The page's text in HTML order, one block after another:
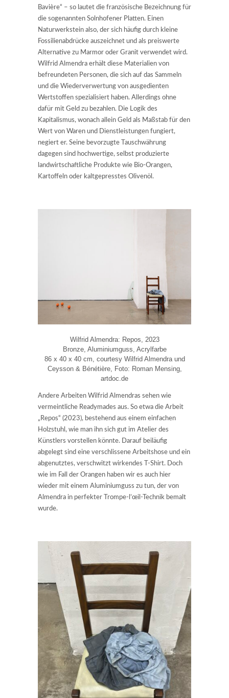
Bavière“ – so lautet die französische Bezeichnung für
die sogenannten Solnhofener Platten. Einen
Naturwerkstein also, der sich häufig durch kleine
Fossilienabdrücke auszeichnet und als preiswerte
Alternative zu Marmor oder Granit verwendet wird.
Wilfrid Almendra erhält diese Materialien von
befreundeten Personen, die sich auf das Sammeln
und die Wiederverwertung von ausgedienten
Wertstoffen spezialisiert haben. Allerdings ohne
dafür mit Geld zu bezahlen. Die Logik des
Kapitalismus, wonach allein Geld als Maßstab für den
Wert von Waren und Dienstleistungen fungiert,
negiert er. Seine bevorzugte Tauschwährung
dagegen sind hochwertige, selbst produzierte
landwirtschaftliche Produkte wie Bio-Orangen,
Kartoffeln oder kaltgepresstes Olivenöl.
Wilfrid Almendra: Repos, 2023
Bronze, Aluminiumguss, Acrylfarbe
86 x 40 x 40 cm, courtesy Wilfrid Almendra und
Ceysson & Bénétière, Foto: Roman Mensing,
artdoc.de
Andere Arbeiten Wilfrid Almendras sehen wie
vermeintliche Readymades aus. So etwa die Arbeit
„Repos“ (2023), bestehend aus einem einfachen
Holzstuhl, wie man ihn sich gut im Atelier des
Künstlers vorstellen könnte. Darauf beiläufig
abgelegt sind eine verschlissene Arbeitshose und ein
abgenutztes, verschwitzt wirkendes T-Shirt. Doch
wie im Fall der Orangen haben wir es auch hier
wieder mit einem Aluminiumguss zu tun, der von
Almendra in perfekter Trompe-l’œil-Technik bemalt
wurde.